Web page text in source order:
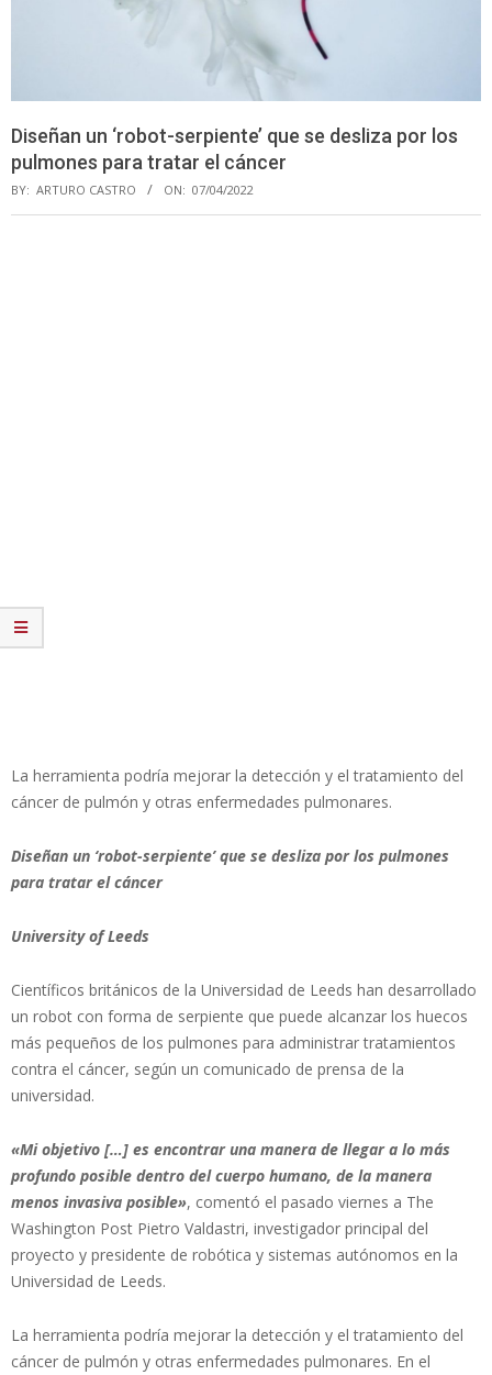
Diseñan un ‘robot-serpiente’ que se desliza por los
pulmones para tratar el cáncer
BY: ARTURO CASTRO ON: 07/04/2022
La herramienta podría mejorar la detección y el tratamiento del
cáncer de pulmón y otras enfermedades pulmonares.
Diseñan un ‘robot-serpiente’ que se desliza por los pulmones
para tratar el cáncer
University of Leeds
Científicos británicos de la Universidad de Leeds han desarrollado
un robot con forma de serpiente que puede alcanzar los huecos
más pequeños de los pulmones para administrar tratamientos
contra el cáncer, según un comunicado de prensa de la
universidad.
«Mi objetivo […] es encontrar una manera de llegar a lo más
profundo posible dentro del cuerpo humano, de la manera
menos invasiva posible», comentó el pasado viernes a The
Washington Post Pietro Valdastri, investigador principal del
proyecto y presidente de robótica y sistemas autónomos en la
Universidad de Leeds.
La herramienta podría mejorar la detección y el tratamiento del
cáncer de pulmón y otras enfermedades pulmonares. En el